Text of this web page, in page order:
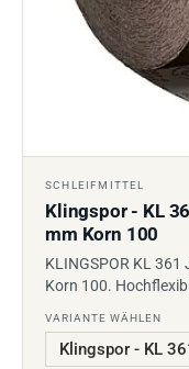
SCHLEIFMITTEL
Klingspor - KL
mm Korn 100
KLINGSPOR KL
Korn 100.
VARIANTE WÄHLEN